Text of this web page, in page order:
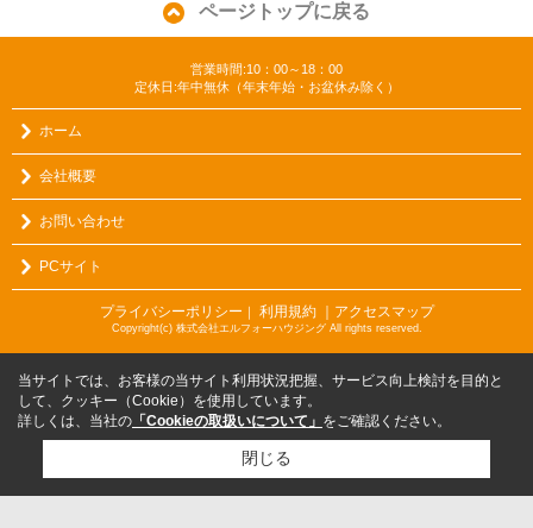
ページトップに戻る
営業時間:10：00～18：00
定休日:年中無休（年末年始・お盆休み除く）
ホーム
会社概要
お問い合わせ
PCサイト
プライバシーポリシー ｜ 利用規約 ｜アクセスマップ
Copyright(c) 株式会社エルフォーハウジング All rights reserved.
当サイトでは、お客様の当サイト利用状況把握、サービス向上検討を目的と
して、クッキー（Cookie）を使用しています。
詳しくは、当社の 「Cookieの取扱いについて」 をご確認ください。
閉じる